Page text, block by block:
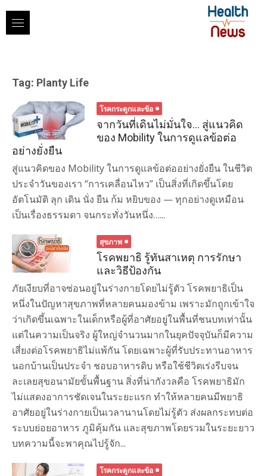
content
Tag: Planty Life
โรคกระดูกและข้อ
จากวันที่เดินไม่มั่นใจ… สู่แนวคิด
ของ Mobility ในการดูแลข้อต่อ
อย่างยั่งยืน
สู่แนวคิดของ Mobility ในการดูแลข้อต่ออย่างยั่งยืน ในชีวิต
ประจำวันของเรา “การเคลื่อนไหว” เป็นสิ่งที่เกิดขึ้นโดย
อัตโนมัติ ลุก เดิน นั่ง ยืน ก้ม หยิบของ — ทุกอย่างดูเหมือน
เป็นเรื่องธรรมดา จนกระทั่งวันหนึ่ง…...
สุขภาพ
โรคพยาธิ รู้ทันสาเหตุ การรักษา
และวิธีป้องกัน
ภัยเงียบที่อาจซ่อนอยู่ในร่างกายโดยไม่รู้ตัว โรคพยาธิเป็น
หนึ่งในปัญหาสุขภาพที่หลายคนมองข้าม เพราะมักถูกเข้าใจ
ว่าเกิดขึ้นเฉพาะในเด็กหรือผู้ที่อาศัยอยู่ในพื้นที่ชนบทเท่านั้น
แต่ในความเป็นจริง ผู้ใหญ่จำนวนมากในยุคปัจจุบันก็มีความ
เสี่ยงต่อโรคพยาธิไม่แพ้กัน โดยเฉพาะผู้ที่รับประทานอาหาร
นอกบ้านเป็นประจำ ชอบอาหารดิบ หรือใช้ชีวิตเร่งรีบจน
ละเลยสุขอนามัยขั้นพื้นฐาน สิ่งที่น่ากังวลคือ โรคพยาธิมัก
ไม่แสดงอาการชัดเจนในระยะแรก ทำให้หลายคนมีพยาธิ
อาศัยอยู่ในร่างกายเป็นเวลานานโดยไม่รู้ตัว ส่งผลกระทบต่อ
ระบบย่อยอาหาร ภูมิคุ้มกัน และสุขภาพโดยรวมในระยะยาว
บทความนี้จะพาคุณไปรู้จัก...
โรคกระดูกและข้อ